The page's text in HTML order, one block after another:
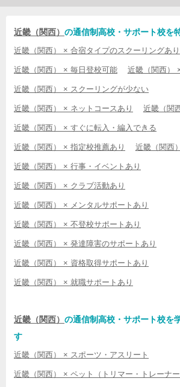
近畿（関西） の通信制高校・サポート校を
近畿（関西） × 合宿タイプのスクーリングあり
近畿（関西） × 毎日登校可能 近畿（関西）
近畿（関西） × スクーリングが少ない
近畿（関西） × ネットコースあり 近畿（関
近畿（関西） × すぐに転入・編入できる
近畿（関西） × 指定校推薦あり 近畿（関西
近畿（関西） × 行事・イベントあり
近畿（関西） × クラブ活動あり
近畿（関西） × メンタルサポートあり
近畿（関西） × 不登校サポートあり
近畿（関西） × 発達障害のサポートあり
近畿（関西） × 資格取得サポートあり
近畿（関西） × 就職サポートあり
近畿（関西） の通信制高校・サポート校を
す
近畿（関西） × スポーツ・アスリート
近畿（関西） × ペット（トリマー・トレーナー